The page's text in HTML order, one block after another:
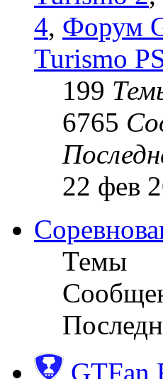
4, Форум
Turismo
199
6765
22 фев
Темы
GTFan